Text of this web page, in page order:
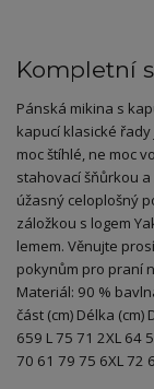
Kompletní
Pánská mikina s
kapucí klasické
moc štíhlé, ne moc
stahovací šňůrkou
úžasný celoplošný
záložkou s logem
lemem. Věnujte
pokynům pro praní
Materiál: 90 %
část (cm) Délka
659 L 75 71 2XL 64
70 61 79 75 6XL 72